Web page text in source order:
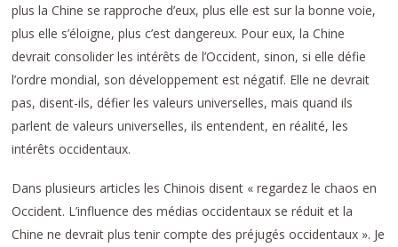
plus la Chine se rapproche d’eux, plus elle est sur la bonne voie,
plus elle s’éloigne, plus c’est dangereux. Pour eux, la Chine
devrait consolider les intérêts de l’Occident, sinon, si elle défie
l’ordre mondial, son développement est négatif. Elle ne devrait
pas, disent-ils, défier les valeurs universelles, mais quand ils
parlent de valeurs universelles, ils entendent, en réalité, les
intérêts occidentaux.
Dans plusieurs articles les Chinois disent « regardez le chaos en
Occident. L’influence des médias occidentaux se réduit et la
Chine ne devrait plus tenir compte des préjugés occidentaux ». Je